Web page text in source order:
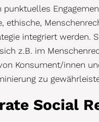
punktuelles
ethische,
integriert werden.
z.B. im
Konsument/innen
zu
Social